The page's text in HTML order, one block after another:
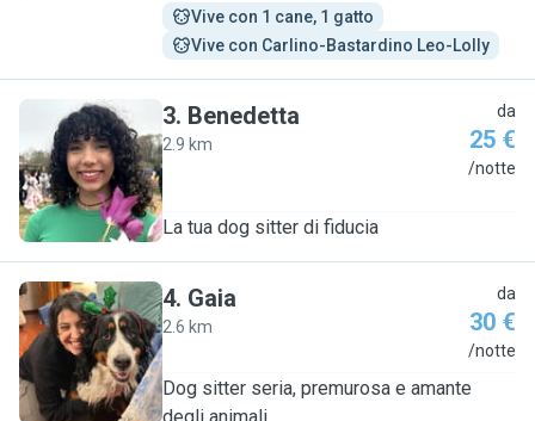
Vive con 1 cane, 1 gatto
Vive con Carlino-Bastardino Leo-Lolly
B
3. Benedetta
2.9 km
da
25 €
/notte
La tua dog sitter di fiducia
G
4. Gaia
2.6 km
da
30 €
/notte
Dog sitter seria, premurosa e amante